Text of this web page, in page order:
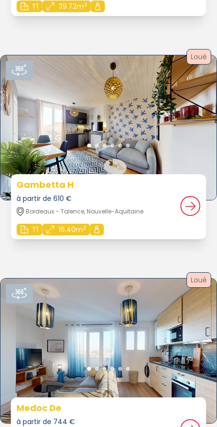
T1 39.72m2
Loué
Gambetta H
à partir de 610 €
Bordeaux - Talence, Nouvelle-Aquitaine
T1 16.40m2
Loué
Medoc De
à partir de 744 €